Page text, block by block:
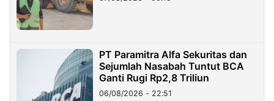
PT Paramitra Alfa Sekuritas dan
Sejumlah Nasabah Tuntut BCA
Ganti Rugi Rp2,8 Triliun
06/08/2026 - 22:51